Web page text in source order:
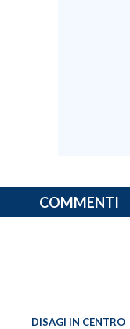
COMMENTI
DISAGI IN CENTRO